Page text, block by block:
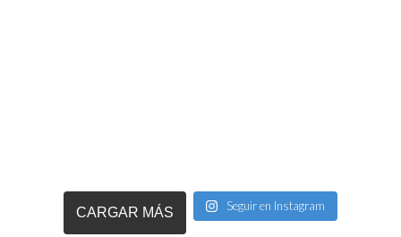
CARGAR MÁS Seguir en Instagram